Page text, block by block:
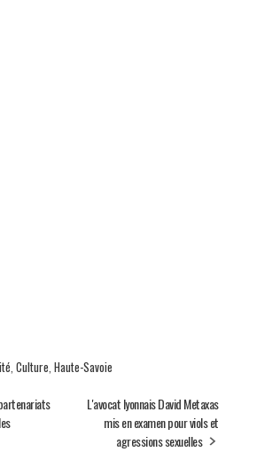
, Culture, Haute-Savoie
L'avocat lyonnais David Metaxas
mis en examen pour viols et
agressions sexuelles